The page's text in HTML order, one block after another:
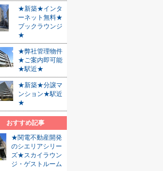
★新築★インタ
ーネット無料★
ブックラウンジ
★
★弊社管理物件
★ご案内即可能
★駅近★
★新築★分譲マ
ンション★駅近
★
おすすめ記事
★関電不動産開発
のシエリアシリー
ズ★スカイラウン
ジ・ゲストルーム